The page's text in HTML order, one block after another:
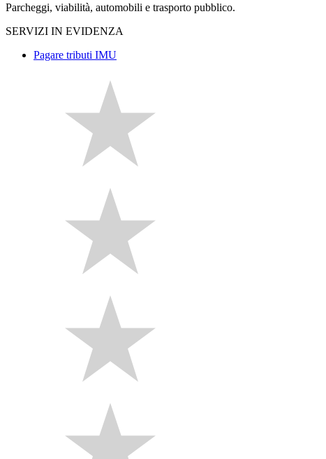
Parcheggi, viabilità, automobili e trasporto pubblico.
SERVIZI IN EVIDENZA
Pagare tributi IMU